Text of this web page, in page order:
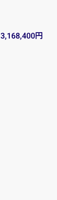
3,168,400円